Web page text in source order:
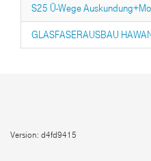
S25 Ü-Wege
GLASFASERAUSBAU
Version: d4fd9415